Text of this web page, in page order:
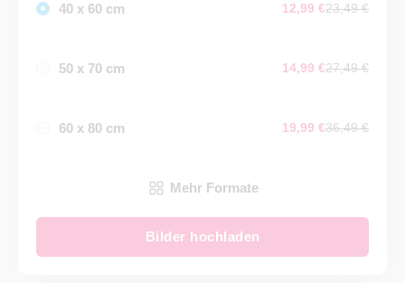
40 x 60 cm 12,99 €23,49 €
50 x 70 cm 14,99 €27,49 €
60 x 80 cm 19,99 €36,49 €
Mehr Formate
Bilder hochladen